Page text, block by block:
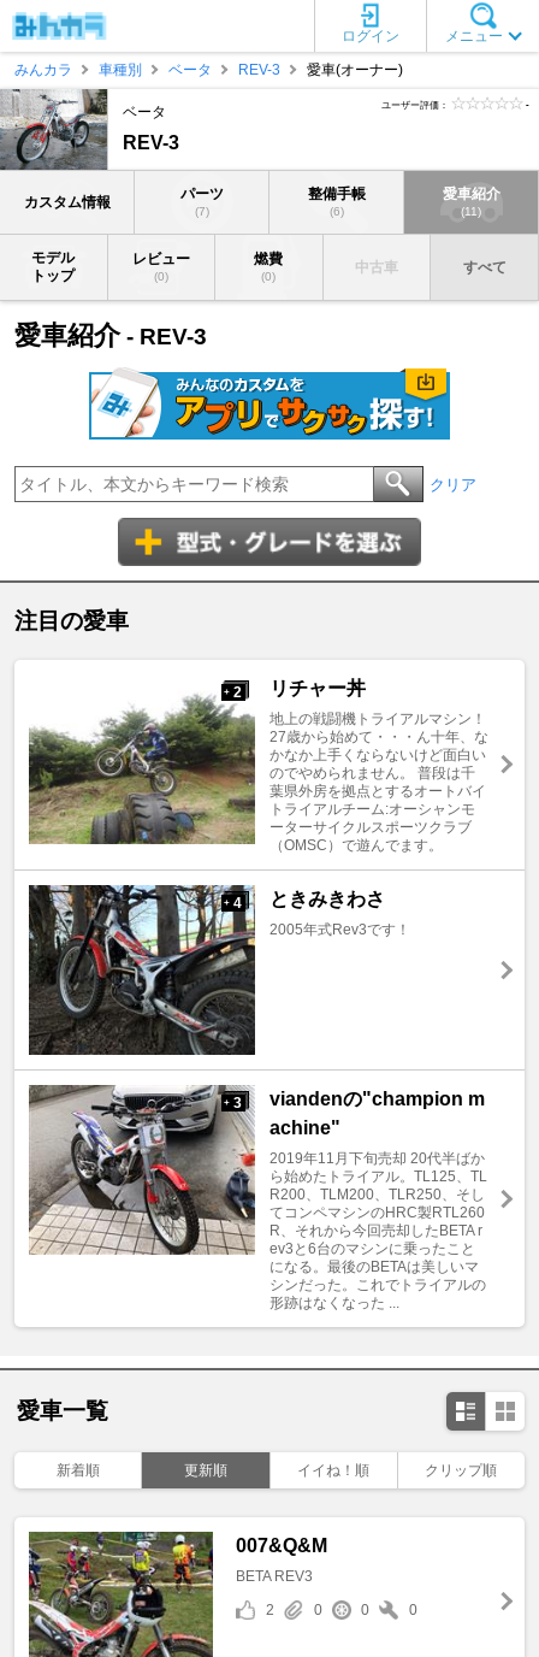
メニュー
ログイン
みんカラ
車種別 ベータ REV-3 愛車(オーナー)
ベータ
REV-3
ユーザー評価： -
カスタム情報 パーツ
(7)
整備手帳
(6)
愛車紹介
(11)
モデル
トップ
レビュー
(0)
燃費
(0)
中古車 すべて
愛車紹介- REV-3
クリア
注目の愛車
+ 2 リチャー丼
地上の戦闘機トライアルマシン！
27歳から始めて・・・ん十年、な
かなか上手くならないけど面白い
のでやめられません。 普段は千
葉県外房を拠点とするオートバイ
トライアルチーム:オーシャンモ
ーターサイクルスポーツクラブ
（OMSC）で遊んでます。
+ 4 ときみきわさ
2005年式Rev3です！
+ 3
viandenの"champion m
achine"
2019年11月下旬売却 20代半ばか
ら始めたトライアル。TL125、TL
R200、TLM200、TLR250、そし
てコンペマシンのHRC製RTL260
R、それから今回売却したBETA r
ev3と6台のマシンに乗ったこと
になる。最後のBETAは美しいマ
シンだった。これでトライアルの
形跡はなくなった ...
愛車一覧
新着順 更新順 イイね！順 クリップ順
007&Q&M
BETA REV3
2
0 0 0